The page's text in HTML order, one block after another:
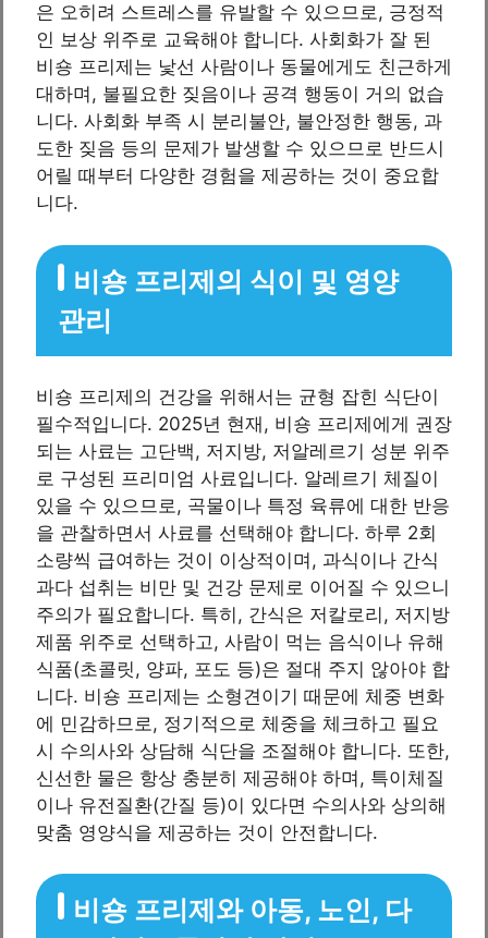
은 오히려 스트레스를 유발할 수 있으므로, 긍정적
인 보상 위주로 교육해야 합니다. 사회화가 잘 된
비숑 프리제는 낯선 사람이나 동물에게도 친근하게
대하며, 불필요한 짖음이나 공격 행동이 거의 없습
니다. 사회화 부족 시 분리불안, 불안정한 행동, 과
도한 짖음 등의 문제가 발생할 수 있으므로 반드시
어릴 때부터 다양한 경험을 제공하는 것이 중요합
니다.
비숑 프리제의 식이 및 영양
관리
비숑 프리제의 건강을 위해서는 균형 잡힌 식단이
필수적입니다. 2025년 현재, 비숑 프리제에게 권장
되는 사료는 고단백, 저지방, 저알레르기 성분 위주
로 구성된 프리미엄 사료입니다. 알레르기 체질이
있을 수 있으므로, 곡물이나 특정 육류에 대한 반응
을 관찰하면서 사료를 선택해야 합니다. 하루 2회
소량씩 급여하는 것이 이상적이며, 과식이나 간식
과다 섭취는 비만 및 건강 문제로 이어질 수 있으니
주의가 필요합니다. 특히, 간식은 저칼로리, 저지방
제품 위주로 선택하고, 사람이 먹는 음식이나 유해
식품(초콜릿, 양파, 포도 등)은 절대 주지 않아야 합
니다. 비숑 프리제는 소형견이기 때문에 체중 변화
에 민감하므로, 정기적으로 체중을 체크하고 필요
시 수의사와 상담해 식단을 조절해야 합니다. 또한,
신선한 물은 항상 충분히 제공해야 하며, 특이체질
이나 유전질환(간질 등)이 있다면 수의사와 상의해
맞춤 영양식을 제공하는 것이 안전합니다.
비숑 프리제와 아동, 노인, 다